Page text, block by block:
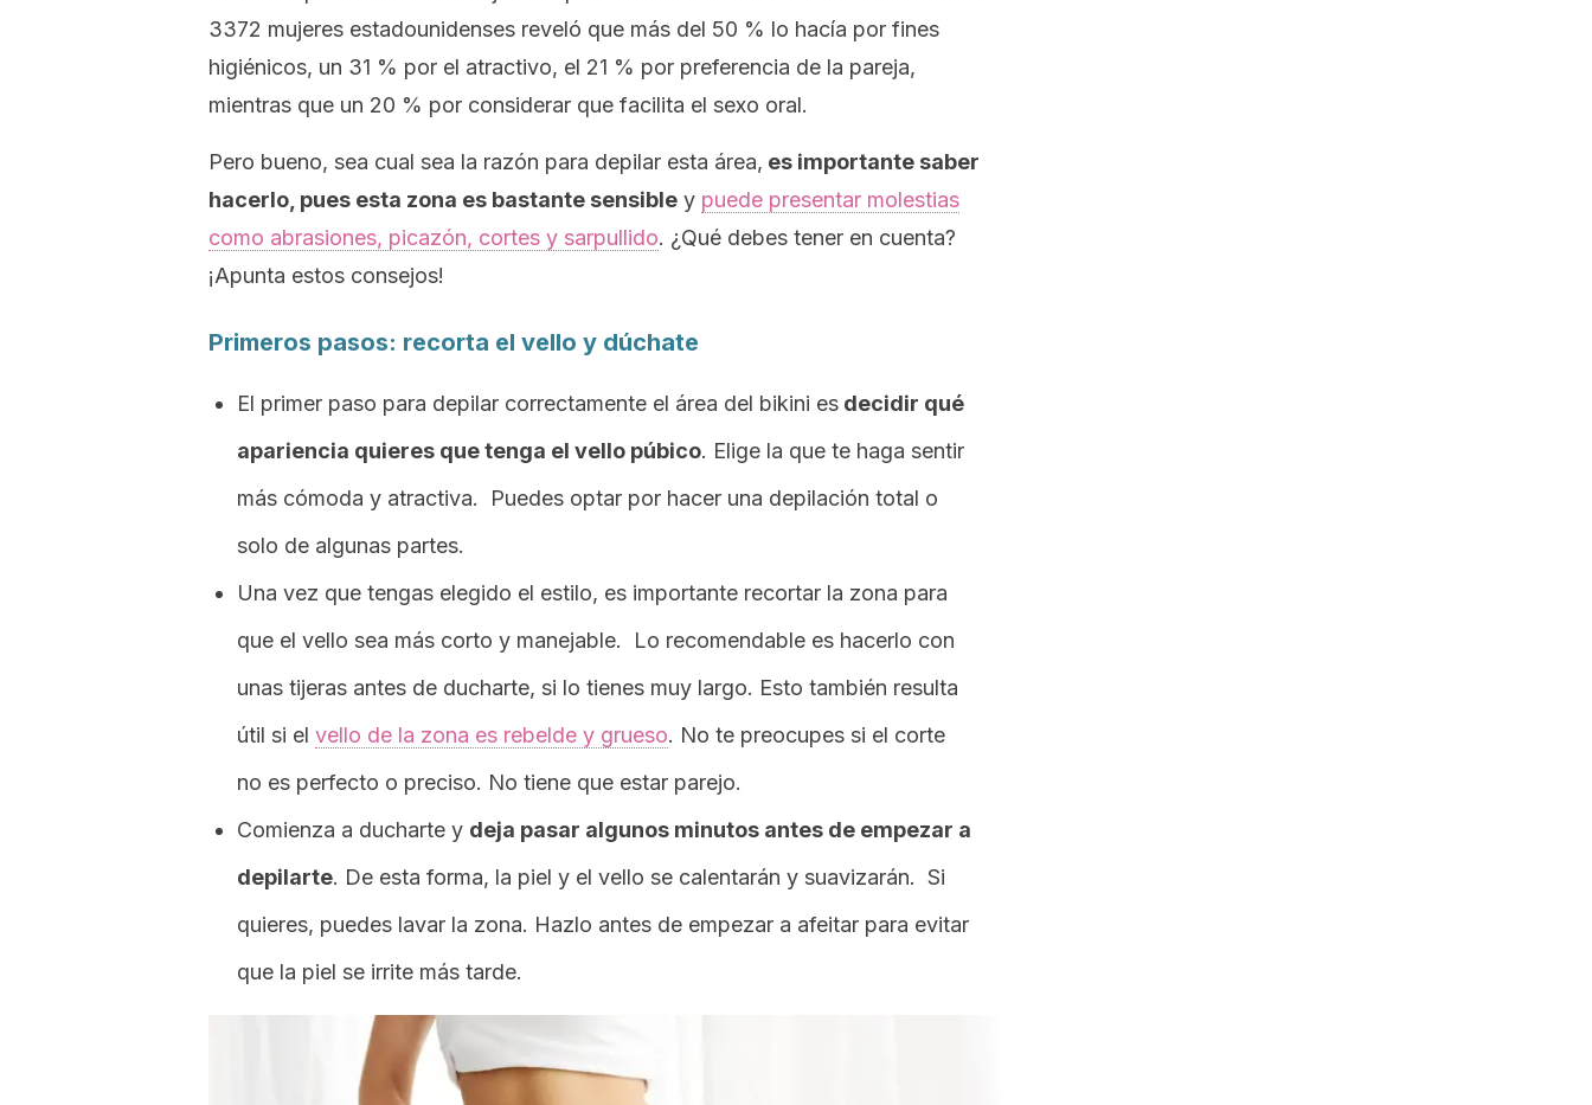
3372 mujeres estadounidenses reveló que más del 50 % lo hacía por fines
higiénicos, un 31 % por el atractivo, el 21 % por preferencia de la pareja,
mientras que un 20 % por considerar que facilita el sexo oral.
Pero bueno, sea cual sea la razón para depilar esta área, es importante saber
hacerlo, pues esta zona es bastante sensible y puede presentar molestias
como abrasiones, picazón, cortes y sarpullido. ¿Qué debes tener en cuenta?
¡Apunta estos consejos!
Primeros pasos: recorta el vello y dúchate
El primer paso para depilar correctamente el área del bikini es decidir qué
apariencia quieres que tenga el vello púbico. Elige la que te haga sentir
más cómoda y atractiva. Puedes optar por hacer una depilación total o
solo de algunas partes.
Una vez que tengas elegido el estilo, es importante recortar la zona para
que el vello sea más corto y manejable. Lo recomendable es hacerlo con
unas tijeras antes de ducharte, si lo tienes muy largo. Esto también resulta
útil si el vello de la zona es rebelde y grueso. No te preocupes si el corte
no es perfecto o preciso. No tiene que estar parejo.
Comienza a ducharte y deja pasar algunos minutos antes de empezar a
depilarte. De esta forma, la piel y el vello se calentarán y suavizarán. Si
quieres, puedes lavar la zona. Hazlo antes de empezar a afeitar para evitar
que la piel se irrite más tarde.